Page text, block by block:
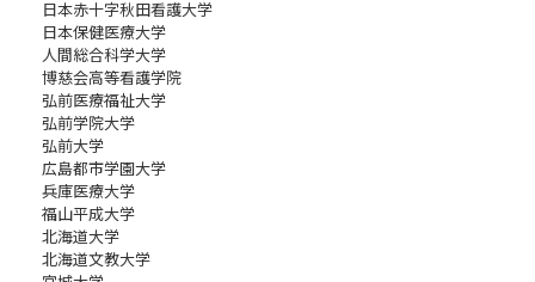
日本赤十字秋田看護大学
日本保健医療大学
人間総合科学大学
博慈会高等看護学院
弘前医療福祉大学
弘前学院大学
弘前大学
広島都市学園大学
兵庫医療大学
福山平成大学
北海道大学
北海道文教大学